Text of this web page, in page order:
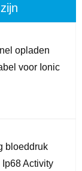
opladen
voor Ionic
bloeddruk
Activity